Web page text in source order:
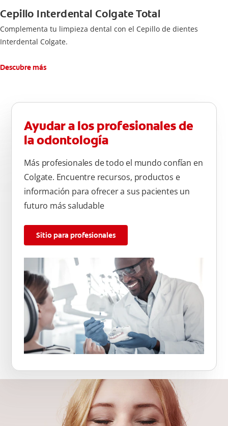
Cepillo Interdental Colgate Total
Complementa tu limpieza dental con el Cepillo de dientes
Interdental Colgate.
Descubre más
Ayudar a los profesionales de
la odontología
Más profesionales de todo el mundo confían en
Colgate. Encuentre recursos, productos e
información para ofrecer a sus pacientes un
futuro más saludable
Sitio para profesionales